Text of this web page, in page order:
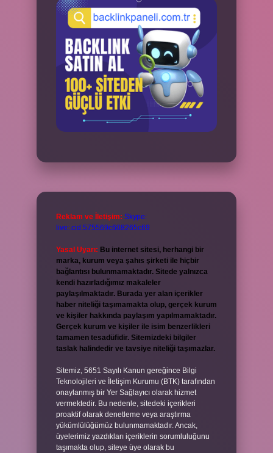
Reklam ve İletişim: Skype:
live:.cid.575569c608265c69
Yasal Uyarı: Bu internet sitesi, herhangi bir
marka, kurum veya şahıs şirketi ile hiçbir
bağlantısı bulunmamaktadır. Sitede yalnızca
kendi hazırladığımız makaleler
paylaşılmaktadır. Burada yer alan içerikler
haber niteliği taşımamakta olup, gerçek kurum
ve kişiler hakkında paylaşım yapılmamaktadır.
Gerçek kurum ve kişiler ile isim benzerlikleri
tamamen tesadüfidir. Sitemizdeki bilgiler
taslak halindedir ve tavsiye niteliği taşımazlar.
Sitemiz, 5651 Sayılı Kanun gereğince Bilgi
Teknolojileri ve İletişim Kurumu (BTK) tarafından
onaylanmış bir Yer Sağlayıcı olarak hizmet
vermektedir. Bu nedenle, sitedeki içerikleri
proaktif olarak denetleme veya araştırma
yükümlülüğümüz bulunmamaktadır. Ancak,
üyelerimiz yazdıkları içeriklerin sorumluluğunu
taşımakta olup, siteye üye olarak bu